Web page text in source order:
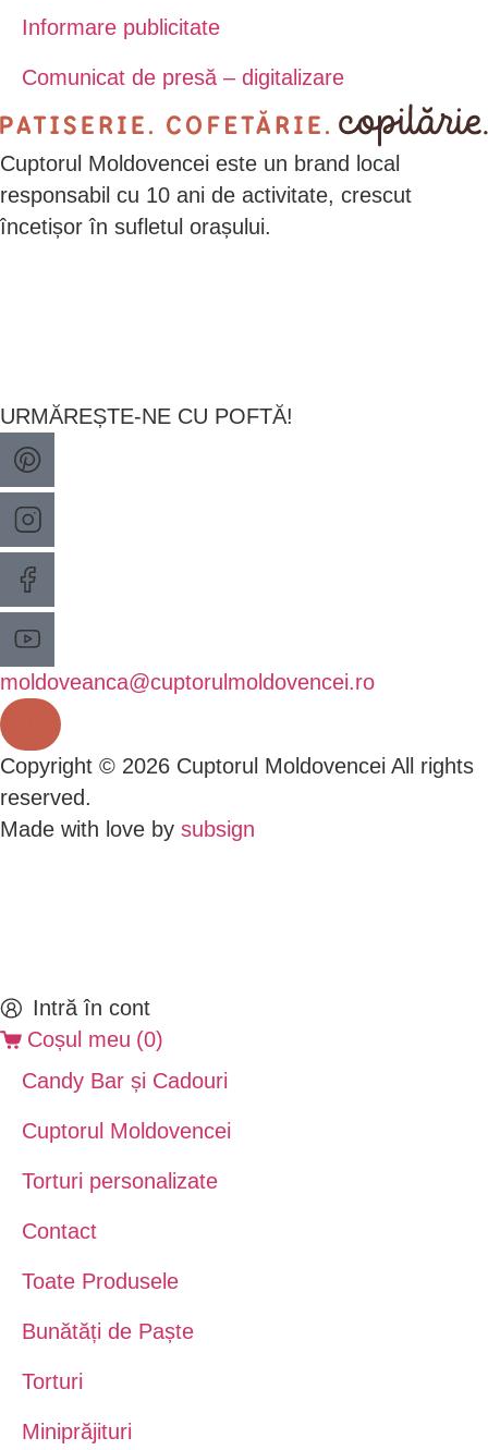
Informare publicitate
Comunicat de presă – digitalizare
Cuptorul Moldovencei este un brand local
responsabil cu 10 ani de activitate, crescut
încetișor în sufletul orașului.
URMĂREȘTE-NE CU POFTĂ!
moldoveanca@cuptorulmoldovencei.ro
Copyright © 2026 Cuptorul Moldovencei All rights
reserved.
Made with love by subsign
Intră în cont
Coșul meu (0)
Candy Bar și Cadouri
Cuptorul Moldovencei
Torturi personalizate
Contact
Toate Produsele
Bunătăți de Paște
Torturi
Miniprăjituri